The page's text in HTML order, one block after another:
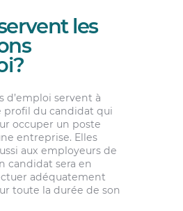
les
d’emploi servent à
du candidat qui
occuper un poste
entreprise. Elles
aux employeurs de
candidat sera en
adéquatement
toute la durée de son